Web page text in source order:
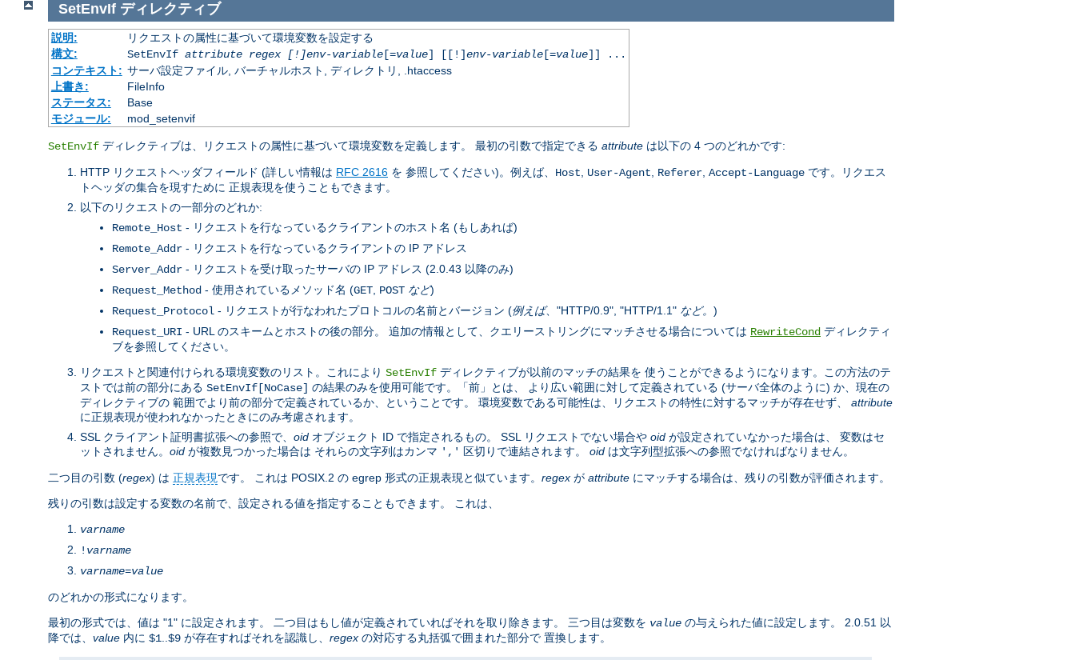
SetEnvIf ディレクティブ
説明:
リクエストの属性に基づいて環境変数を設定する
構文:
SetEnvIf attribute regex [!]env-variable[=value] [[!]env-variable[=value]] ...
コンテキスト: サーバ設定ファイル, バーチャルホスト, ディレクトリ, .htaccess
上書き:
FileInfo
ステータス:
Base
モジュール:
mod_setenvif
SetEnvIf ディレクティブは、リクエストの属性に基づいて環境変数を定義します。 最初の引数で指定できる attribute は以下の 4 つのどれかです:
HTTP リクエストヘッダフィールド (詳しい情報は RFC 2616 を 参照してください)。例えば、 Host User-Agent Referer Accept-Language です。リクエス
トヘッダの集合を現すために 正規表現を使うこともできます。
以下のリクエストの一部分のどれか:
Remote_Host - リクエストを行なっているクライアントのホスト名 (もしあれば)
Remote_Addr - リクエストを行なっているクライアントの IP アドレス
Server_Addr - リクエストを受け取ったサーバの IP アドレス (2.0.43 以降のみ)
Request_Method - 使用されているメソッド名 (GET POST など)
Request_Protocol - リクエストが行なわれたプロトコルの名前とバージョン (例えば、"HTTP/0.9", "HTTP/1.1" など。 )
Request_URI - URL のスキームとホストの後の部分。 追加の情報として、クエリーストリングにマッチさせる場合については RewriteCond ディレクティ
ブを参照してください。
リクエストと関連付けられる環境変数のリスト。これにより SetEnvIf ディレクティブが以前のマッチの結果を 使うことができるようになります。この方法のテ
ストでは前の部分にある SetEnvIf[NoCase] の結果のみを使用可能です。「前」とは、 より広い範囲に対して定義されている (サーバ全体のように) か、現在の
ディレクティブの 範囲でより前の部分で定義されているか、ということです。 環境変数である可能性は、リクエストの特性に対するマッチが存在せず、 attribute
に正規表現が使われなかったときにのみ考慮されます。
SSL クライアント証明書拡張への参照で、 oid オブジェクト ID で指定されるもの。 SSL リクエストでない場合や oid が設定されていなかった場合は、 変数はセ
ットされません。 oid が複数見つかった場合は それらの文字列はカンマ ',' 区切りで連結されます。 oid は文字列型拡張への参照でなければなりません。
二つ目の引数 (regex) は 正規表現です。 これは POSIX.2 の egrep 形式の正規表現と似ています。 regex が attribute にマッチする場合は、残りの引数が評価されます。
残りの引数は設定する変数の名前で、設定される値を指定することもできます。 これは、
varname
! varname
varname=value
のどれかの形式になります。
最初の形式では、値は "1" に設定されます。 二つ目はもし値が定義されていればそれを取り除きます。 三つ目は変数を value の与えられた値に設定します。 2.0.51 以
降では、 value 内に $1 $9 が存在すればそれを認識し、 regex の対応する丸括弧で囲まれた部分で 置換します。